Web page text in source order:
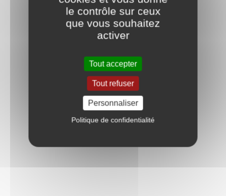
le contrôle sur ceux
que vous souhaitez
activer
Tout accepter
Tout refuser
Personnaliser
Politique de confidentialité